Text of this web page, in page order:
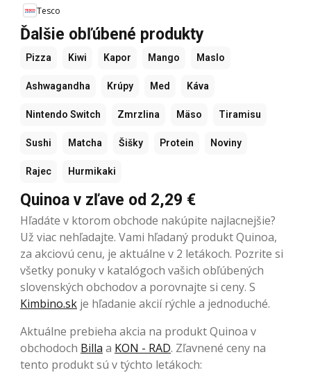
Tesco
Ďalšie obľúbené produkty
Pizza Kiwi Kapor Mango Maslo
Ashwagandha Krúpy Med Káva
Nintendo Switch Zmrzlina Mäso Tiramisu
Sushi Matcha Šišky Protein Noviny
Rajec Hurmikaki
Quinoa v zľave od 2,29 €
Hľadáte v ktorom obchode nakúpite najlacnejšie?
Už viac nehľadajte. Vami hľadaný produkt Quinoa,
za akciovú cenu, je aktuálne v 2 letákoch. Pozrite si
všetky ponuky v katalógoch vašich obľúbených
slovenských obchodov a porovnajte si ceny. S
Kimbino.sk je hľadanie akcií rýchle a jednoduché.
Aktuálne prebieha akcia na produkt Quinoa v
obchodoch Billa a KON - RAD. Zľavnené ceny na
tento produkt sú v týchto letákoch: